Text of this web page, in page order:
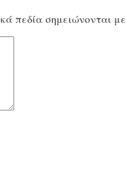
πεδία σημειώνονται με